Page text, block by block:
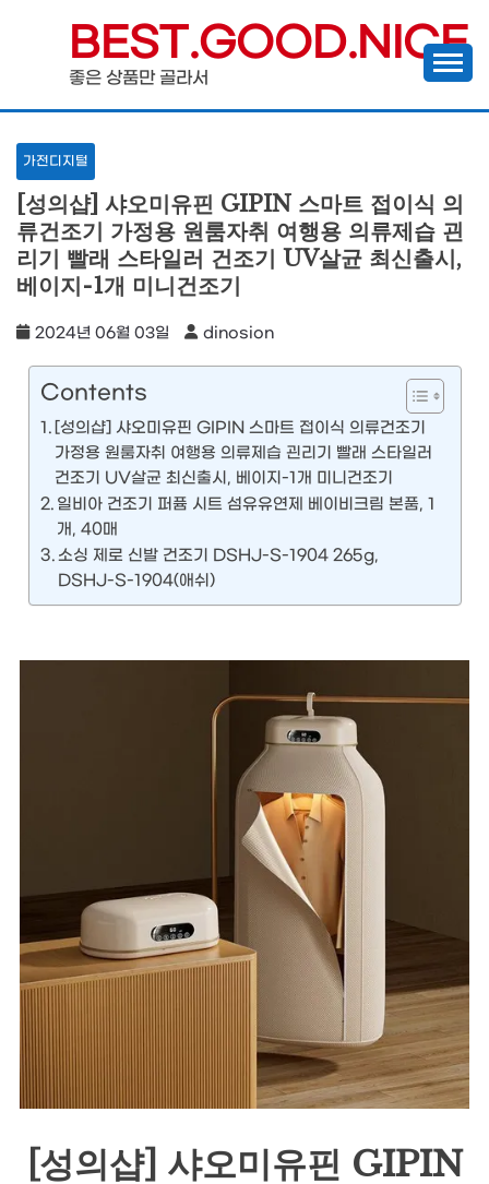
content
BEST.GOOD.NICE
좋은 상품만 골라서
가전디지털
[성의샵] 샤오미유핀 GIPIN 스마트 접이식 의
류건조기 가정용 원룸자취 여행용 의류제습 괸
리기 빨래 스타일러 건조기 UV살균 최신출시,
베이지-1개 미니건조기
2024년 06월 03일 dinosion
Contents
[성의샵] 샤오미유핀 GIPIN 스마트 접이식 의류건조기
가정용 원룸자취 여행용 의류제습 괸리기 빨래 스타일러
건조기 UV살균 최신출시, 베이지-1개 미니건조기
일비아 건조기 퍼퓸 시트 섬유유연제 베이비크림 본품, 1
개, 40매
소싱 제로 신발 건조기 DSHJ-S-1904 265g,
DSHJ-S-1904(애쉬)
[성의샵] 샤오미유핀 GIPIN